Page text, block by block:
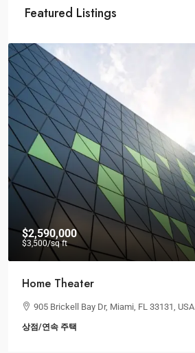
Featured Listings
$2,590,000
$3,500/sq ft
Home Theater
905 Brickell Bay Dr, Miami, FL 33131, USA
상점/연속 주택